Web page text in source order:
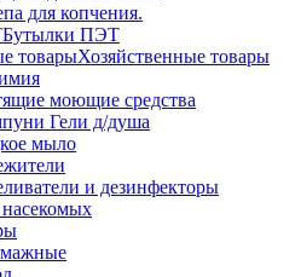
для копчения.
Бутылки ПЭТ
Хозяйственные товары
моющие средства
Гели д/душа
мыло
и дезинфекторы